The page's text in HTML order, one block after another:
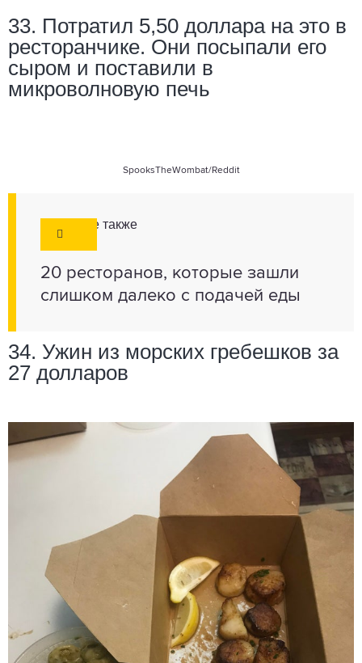
33. Потратил 5,50 доллара на это в
ресторанчике. Они посыпали его
сыром и поставили в
микроволновую печь
SpooksTheWombat/Reddit
Смотрите также
20 ресторанов, которые зашли
слишком далеко с подачей еды
34. Ужин из морских гребешков за
27 долларов